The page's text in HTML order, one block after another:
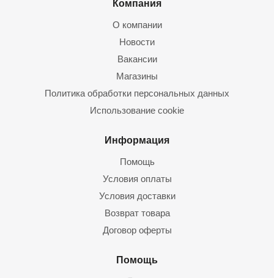
Компания
О компании
Новости
Вакансии
Магазины
Политика обработки персональных данных
Использование cookie
Информация
Помощь
Условия оплаты
Условия доставки
Возврат товара
Договор оферты
Помощь